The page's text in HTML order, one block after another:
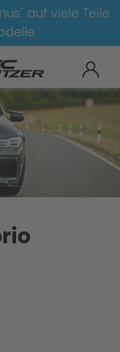
auf viele Teile
F92